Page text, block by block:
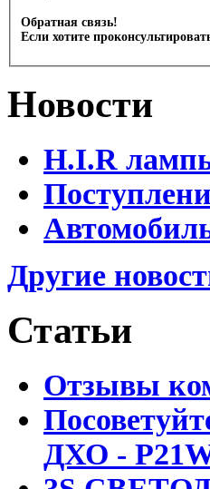
Обратная связь!
Если хотите
Новости
H.I.R
Другие
Статьи
Отзывы
ДХО -